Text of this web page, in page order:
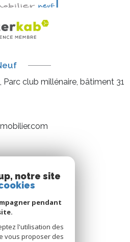
Parc club millénaire, bâtiment 31
suivre
notre site
pendant
l'utilisation des
vous proposer des